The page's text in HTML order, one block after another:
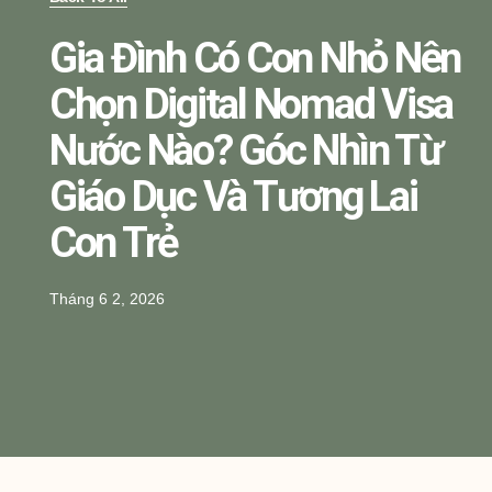
Gia Đình Có Con Nhỏ Nên
Chọn Digital Nomad Visa
Nước Nào? Góc Nhìn Từ
Giáo Dục Và Tương Lai
Con Trẻ
Tháng 6 2, 2026